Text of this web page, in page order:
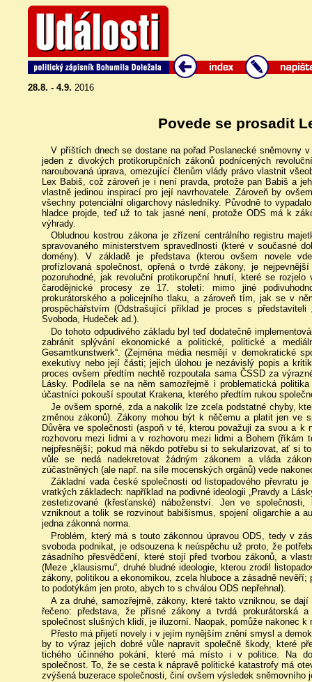
28.8. - 4.9. 2016
Povede se prosadit
V příštích dnech se dostane na pořad Poslanecké sněmovny
jeden z divokých protikorupčních zákonů podnícených
naroubovaná úprava, omezující členům vlády právo vlastnit
Lex Babiš, což zároveň je i není pravda, protože pan Babiš a
vlastně jedinou inspirací pro její navrhovatele. Zároveň by
všechny potenciální oligarchovy následníky. Původně to
hladce projde, teď už to tak jasné není, protože ODS má k
výhrady.
Obludnou kostrou zákona je zřízení centrálního registru
spravovaného ministerstvem spravedlnosti (které v současné
domény). V základě je představa (kterou ovšem novele
profízlovaná společnost, opřená o tvrdé zákony, je
pozoruhodné, jak revoluční protikorupční hnutí, které se
čarodějnické procesy ze 17. století: mimo jiné
prokurátorského a policejního tlaku, a zároveň tím, jak se v
prospěchářstvím (Odstrašující příklad je proces s představiteli
Svoboda, Hudeček ad.).
Do tohoto odpudivého základu byl teď dodatečně
zabránit splývání ekonomické a politické, politické a
Gesamtkunstwerk“. (Zejména média nesmějí v demokratické
exekutivy nebo její části; jejich úlohou je nezávislý popis a
proces ovšem předtím nechtě rozpoutala sama ČSSD za
Lásky. Podílela se na něm samozřejmě i problematická
účastníci pokouší spoutat Krakena, kterého předtím rukou
Je ovšem sporné, zda a nakolik lze zcela podstatné chyby,
změnou zákonů). Zákony mohou být k něčemu a platit jen ve
Důvěra ve společnosti (aspoň v té, kterou považuji za svou a
rozhovoru mezi lidmi a v rozhovoru mezi lidmi a Bohem (říkám
nejpřesnější; pokud má někdo potřebu si to sekularizovat, ať si
vůle se nedá nadekretovat žádným zákonem a vláda
zúčastněných (ale např. na síle mocenských orgánů) vede
Základní vada české společnosti od listopadového převratu
vratkých základech: například na podivné ideologii „Pravdy a
zestetizované (křesťanské) náboženství. Jen ve
vzniknout a tolik se rozvinout babišismus, spojení oligarchie a
jedna zákonná norma.
Problém, který má s touto zákonnou úpravou ODS, tedy v
svoboda podnikat, je odsouzena k neúspěchu už proto, že
zásadního přesvědčení, které stojí před tvorbou zákonů, a
(Meze „klausismu“, druhé bludné ideologie, kterou zrodil
zákony, politikou a ekonomikou, zcela hluboce a zásadně
to podotýkám jen proto, abych to s chválou ODS nepřehnal).
A za druhé, samozřejmě, zákony, které takto vzniknou, se
řečeno: představa, že přísné zákony a tvrdá prokurátorská
společnost slušných klidí, je iluzorní. Naopak, pomůže nakonec
Přesto má přijetí novely i v jejím nynějším znění smysl a
by to výraz jejich dobré vůle napravit společně škody, které
tichého účinného pokání, které má místo i v politice. Na
společnost. To, že se cesta k nápravě politické katastrofy má
zvýšená buzerace společnosti, činí ovšem výsledek sněmovního